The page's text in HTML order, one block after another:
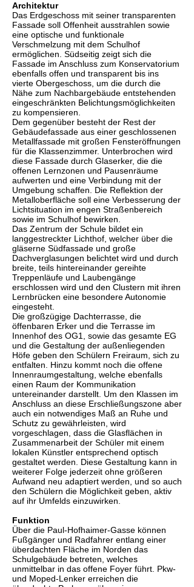
Architektur
Das Erdgeschoss mit seiner transparenten
Fassade soll Offenheit ausstrahlen sowie
eine optische und funktionale
Verschmelzung mit dem Schulhof
ermöglichen. Südseitig zeigt sich die
Fassade im Anschluss zum Konservatorium
ebenfalls offen und transparent bis ins
vierte Obergeschoss, um die durch die
Nähe zum Nachbargebäude entstehenden
eingeschränkten Belichtungsmöglichkeiten
zu kompensieren.
Dem gegenüber besteht der Rest der
Gebäudefassade aus einer geschlossenen
Metallfassade mit großen Fensteröffnungen
für die Klassenzimmer. Unterbrochen wird
diese Fassade durch Glaserker, die die
offenen Lernzonen und Pausenräume
aufwerten und eine Verbindung mit der
Umgebung schaffen. Die Reflektion der
Metalloberfläche soll eine Verbesserung der
Lichtsituation im engen Straßenbereich
sowie im Schulhof bewirken.
Das Zentrum der Schule bildet ein
langgestreckter Lichthof, welcher über die
gläserne Südfassade und große
Dachverglasungen belichtet wird und durch
breite, teils hintereinander gereihte
Treppenläufe und Laubengänge
erschlossen wird und den Clustern mit ihren
Lernbrücken eine besondere Autonomie
eingesteht.
Die großzügige Dachterrasse, die
öffenbaren Erker und die Terrasse im
Innenhof des OG1, sowie das gesamte EG
und die Gestaltung der außenliegenden
Höfe geben den Schülern Freiraum, sich zu
entfalten. Hinzu kommt noch die offene
Innenraumgestaltung, welche ebenfalls
einen Raum der Kommunikation
untereinander darstellt. Um den Klassen im
Anschluss an diese Erschließungszone aber
auch ein notwendiges Maß an Ruhe und
Schutz zu gewährleisten, wird
vorgeschlagen, dass die Glasflächen in
Zusammenarbeit der Schüler mit einem
lokalen Künstler entsprechend optisch
gestaltet werden. Diese Gestaltung kann in
weiterer Folge jederzeit ohne größeren
Aufwand neu adaptiert werden, und so auch
den Schülern die Möglichkeit geben, aktiv
auf ihr Umfelds einzuwirken.
Funktion
Über die Paul-Hofhaimer-Gasse können
Fußgänger und Radfahrer entlang einer
überdachten Fläche im Norden das
Schulgebäude betreten, welches
unmittelbar in das offene Foyer führt. Pkw-
und Moped-Lenker erreichen die